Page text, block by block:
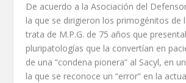
De acuerdo a la Asociación del
la que se dirigieron los primogénitos de
trata de M.P.G. de 75 años que
pluripatologías que la convertían en
de una “condena pionera” al Sacyl, en
la que se reconoce un “error” en la